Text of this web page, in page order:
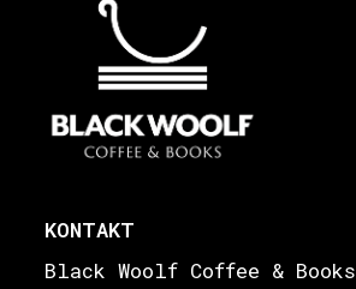
KONTAKT
Black Woolf Coffee & Books